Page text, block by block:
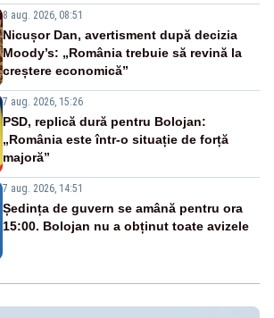
8 aug. 2026, 08:51
Nicușor Dan, avertisment după decizia
Moody’s: „România trebuie să revină la
creștere economică”
7 aug. 2026, 15:26
PSD, replică dură pentru Bolojan:
„România este într-o situație de forță
majoră”
7 aug. 2026, 14:51
Ședința de guvern se amână pentru ora
15:00. Bolojan nu a obținut toate avizele